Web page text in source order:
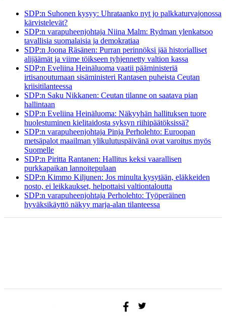
SDP:n Suhonen kysyy: Uhrataanko nyt jo palkkaturvajonossa
kärvistelevät?
SDP:n varapuheenjohtaja Niina Malm: Rydman ylenkatsoo
tavallisia suomalaisia ja demokratiaa
SDP:n Joona Räsänen: Purran perinnöksi jää historialliset
alijäämät ja viime töikseen tyhjennetty valtion kassa
SDP:n Eveliina Heinäluoma vaatii pääministeriä
irtisanoutumaan sisäministeri Rantasen puheista Ceutan
kriisitilanteessa
SDP:n Saku Nikkanen: Ceutan tilanne on saatava pian
hallintaan
SDP:n Eveliina Heinäluoma: Näkyyhän hallituksen tuore
huolestuminen kielitaidosta syksyn riihipäätöksissä?
SDP:n varapuheenjohtaja Pinja Perholehto: Euroopan
metsäpalot maailman ylikulutuspäivänä ovat varoitus myös
Suomelle
SDP:n Piritta Rantanen: Hallitus keksi vaarallisen
purkkapaikan lannoitepulaan
SDP:n Kimmo Kiljunen: Jos minulta kysytään, eläkkeiden
nosto, ei leikkaukset, helpottaisi valtiontaloutta
SDP:n varapuheenjohtaja Perholehto: Työperäinen
hyväksikäyttö näkyy marja-alan tilanteessa